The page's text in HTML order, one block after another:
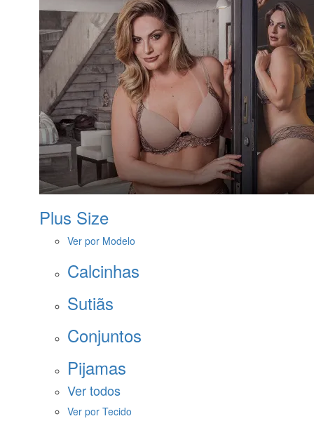
Plus Size
Ver por Modelo
Calcinhas
Sutiãs
Conjuntos
Pijamas
Ver todos
Ver por Tecido